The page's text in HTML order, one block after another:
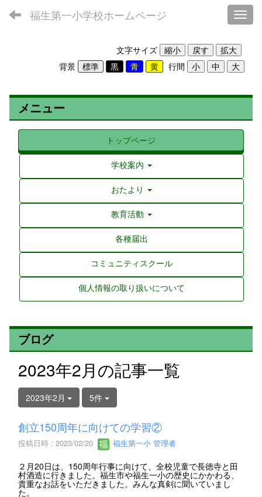
福生第一小学校ホームページ
文字サイズ
背景
行間
メニュー
トップページ
学校案内
おたより
教育活動
各種届出
コミュニティスクール
個人情報の取り扱いについて
ブログ
2023年2月の記事一覧
2023年2月 5件
創立150周年に向けての学習②
投稿日時 : 2023/02/20 福生第一小 管理者
２月20日は、150周年行事に向けて、全校児童で長徳寺と田
村酒造に行きました。福生市や福生一小の歴史にかかわる、
貴重なお話をいただきました。みんな真剣に聞いていまし
た。